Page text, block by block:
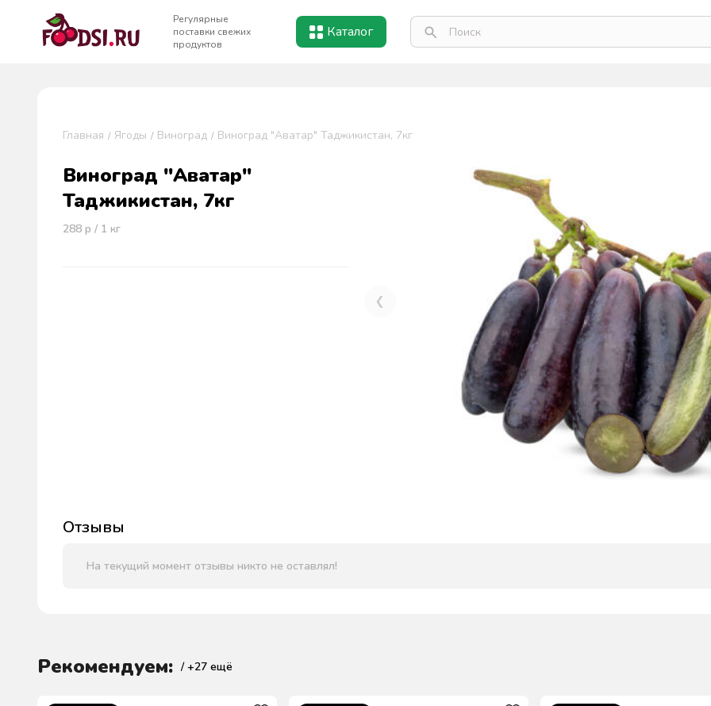
Регулярные
поставки свежих
продуктов
Каталог
Главная Ягоды Виноград Виноград "Аватар" Таджикистан, 7кг
Виноград "Аватар"
Таджикистан, 7кг
288 р / 1 кг
Отзывы
На текущий момент отзывы никто не оставлял!
Рекомендуем: / +27 ещё